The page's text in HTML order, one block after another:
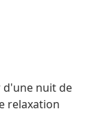
nuit de
relaxation